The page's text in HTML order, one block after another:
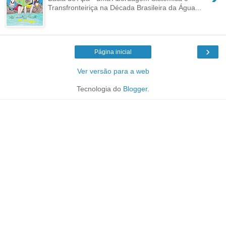
Transfronteiriça na Década Brasileira da Água...
›
Página inicial
Ver versão para a web
Tecnologia do Blogger.